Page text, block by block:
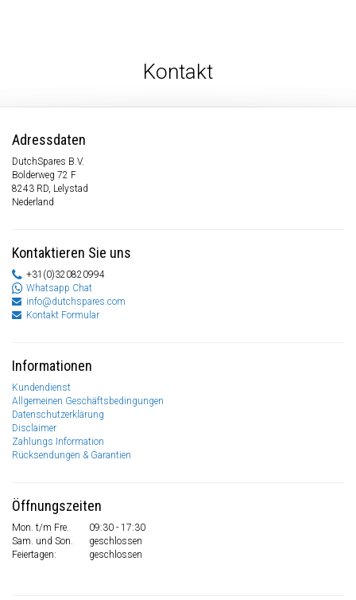
Kontakt
Adressdaten
DutchSpares B.V.
Bolderweg 72 F
8243 RD, Lelystad
Nederland
Kontaktieren Sie uns
+31(0)320820994
Whatsapp Chat
info@dutchspares.com
Kontakt Formular
Informationen
Kundendienst
Allgemeinen Geschäftsbedingungen
Datenschutzerklärung
Disclaimer
Zahlungs Information
Rücksendungen & Garantien
Öffnungszeiten
Mon. t/m Fre.
09:30 - 17:30
Sam. und Son.
geschlossen
Feiertagen:
geschlossen